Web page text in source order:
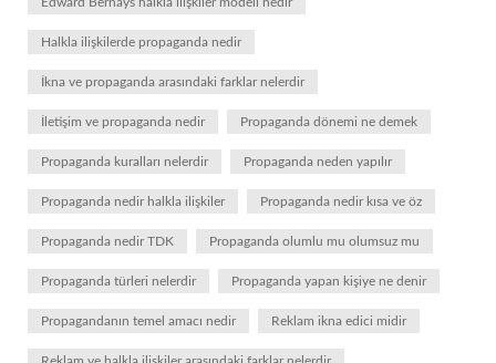
Halkla ilişkilerde propaganda nedir
İkna ve propaganda arasındaki farklar nelerdir
İletişim ve propaganda nedir Propaganda dönemi ne demek
Propaganda kuralları nelerdir Propaganda neden yapılır
Propaganda nedir halkla ilişkiler Propaganda nedir kısa ve öz
Propaganda nedir TDK Propaganda olumlu mu olumsuz mu
Propaganda türleri nelerdir Propaganda yapan kişiye ne denir
Propagandanın temel amacı nedir Reklam ikna edici midir